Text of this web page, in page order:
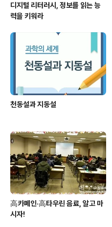
디지털 리터러시, 정보를 읽는 능
력을 키워라
천동설과 지동설
高카페인·高타우린 음료, 알고 마
시자!